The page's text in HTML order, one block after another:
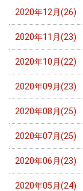
2020年12月(26)
2020年11月(23)
2020年10月(22)
2020年09月(23)
2020年08月(25)
2020年07月(25)
2020年06月(23)
2020年05月(24)